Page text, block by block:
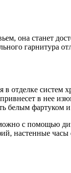
она станет
гарнитура
в отделке систем
в нее
белым фартуком
с помощью
настенные